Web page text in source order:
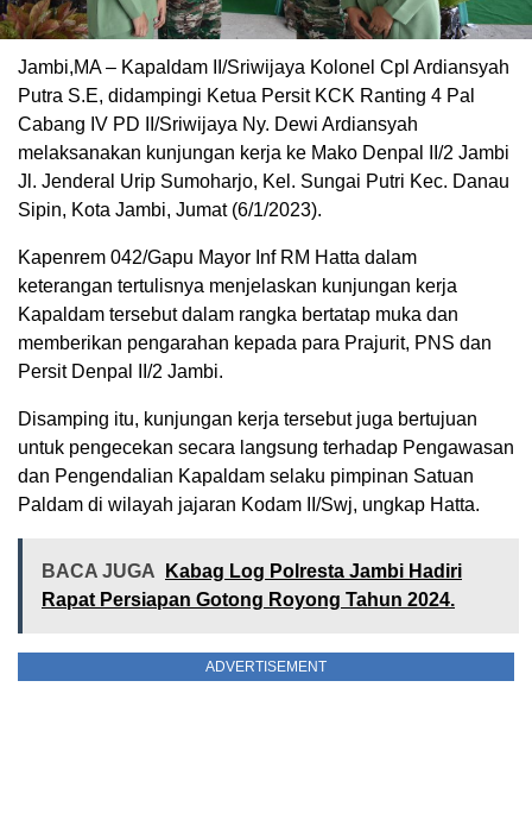
Jambi,MA – Kapaldam II/Sriwijaya Kolonel Cpl Ardiansyah
Putra S.E, didampingi Ketua Persit KCK Ranting 4 Pal
Cabang IV PD II/Sriwijaya Ny. Dewi Ardiansyah
melaksanakan kunjungan kerja ke Mako Denpal II/2 Jambi
Jl. Jenderal Urip Sumoharjo, Kel. Sungai Putri Kec. Danau
Sipin, Kota Jambi, Jumat (6/1/2023).
Kapenrem 042/Gapu Mayor Inf RM Hatta dalam
keterangan tertulisnya menjelaskan kunjungan kerja
Kapaldam tersebut dalam rangka bertatap muka dan
memberikan pengarahan kepada para Prajurit, PNS dan
Persit Denpal II/2 Jambi.
Disamping itu, kunjungan kerja tersebut juga bertujuan
untuk pengecekan secara langsung terhadap Pengawasan
dan Pengendalian Kapaldam selaku pimpinan Satuan
Paldam di wilayah jajaran Kodam II/Swj, ungkap Hatta.
BACA JUGA
Kabag Log Polresta Jambi Hadiri
Rapat Persiapan Gotong Royong Tahun 2024.
ADVERTISEMENT